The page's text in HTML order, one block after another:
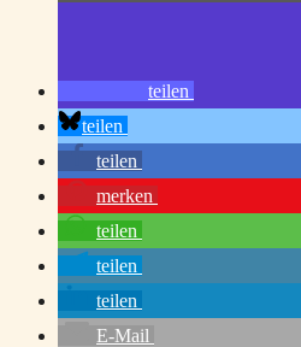
teilen
teilen
teilen
merken
teilen
teilen
teilen
E-Mail